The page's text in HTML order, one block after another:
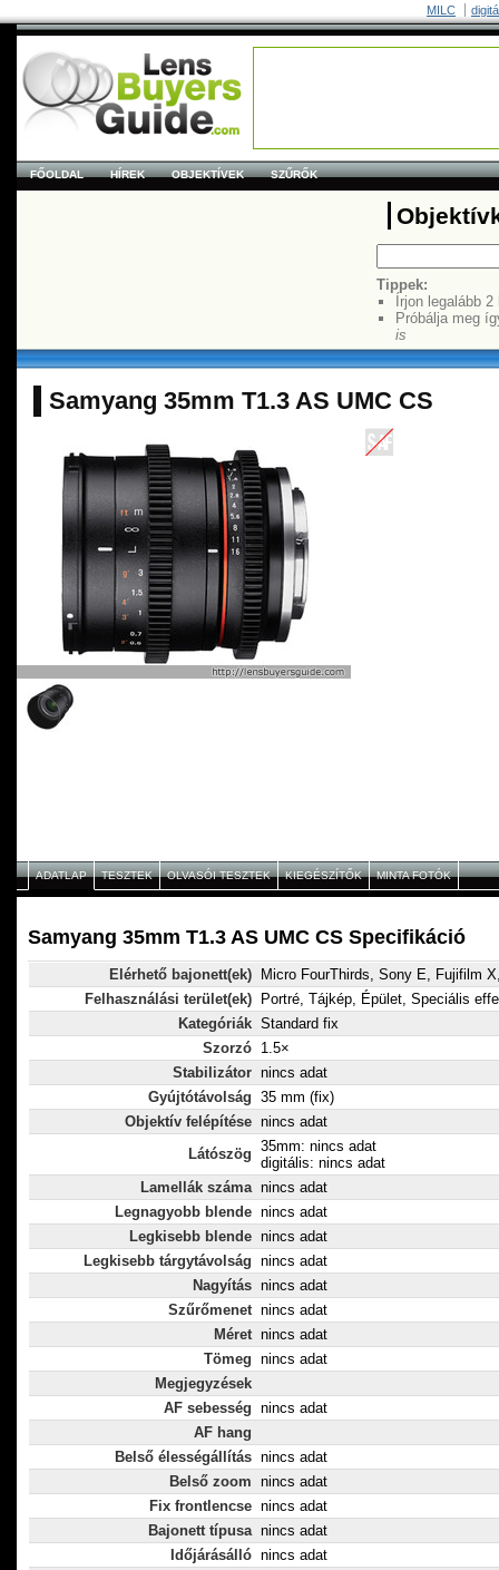
MILC
FŐOLDAL HÍREK OBJEKTÍVEK SZŰRŐK
Tippek:
Írjon legalább
Próbálja meg
is
Samyang 35mm T1.3 AS UMC CS
ADATLAP TESZTEK OLVASÓI TESZTEK KIEGÉSZÍTŐK MINTA FOTÓK
Samyang 35mm T1.3 AS UMC CS Specifikáció
Elérhető bajonett(ek)
Micro FourThirds, Sony E, Fujifilm
Felhasználási terület(ek)
Portré, Tájkép, Épület, Speciális
Kategóriák Standard fix
Szorzó 1.5×
Stabilizátor nincs adat
Gyújtótávolság 35 mm (fix)
Objektív felépítése nincs adat
Látószög 35mm: nincs adat
digitális: nincs adat
Lamellák száma nincs adat
Legnagyobb blende nincs adat
Legkisebb blende nincs adat
Legkisebb tárgytávolság nincs adat
Nagyítás nincs adat
Szűrőmenet nincs adat
Méret nincs adat
Tömeg nincs adat
Megjegyzések
AF sebesség nincs adat
AF hang
Belső élességállítás nincs adat
Belső zoom nincs adat
Fix frontlencse nincs adat
Bajonett típusa nincs adat
Időjárásálló nincs adat